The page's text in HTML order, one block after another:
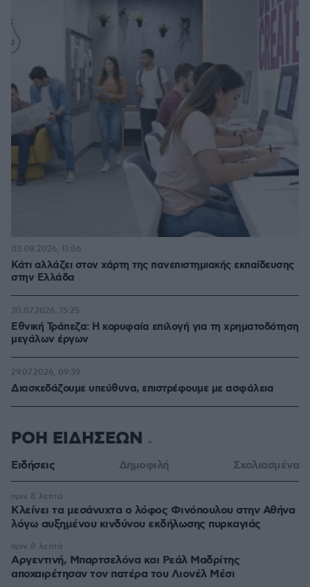
Κάτι αλλάζει στον χάρτη της πανεπιστημιακής εκπαίδευσης
στην Ελλάδα
03.08.2026, 11:06
Εθνική Τράπεζα: Η κορυφαία επιλογή για τη χρηματοδότηση
μεγάλων έργων
30.07.2026, 15:25
Διασκεδάζουμε υπεύθυνα, επιστρέφουμε με ασφάλεια
29.07.2026, 09:39
ΡΟΗ ΕΙΔΗΣΕΩΝ
Ειδήσεις Δημοφιλή Σχολιασμένα
Κλείνει τα μεσάνυχτα ο λόφος Φινόπουλου στην Αθήνα
λόγω αυξημένου κινδύνου εκδήλωσης πυρκαγιάς
πριν 8 λεπτά
Αργεντινή, Μπαρτσελόνα και Ρεάλ Μαδρίτης
αποχαιρέτησαν τον πατέρα του Λιονέλ Μέσι
πριν 8 λεπτά